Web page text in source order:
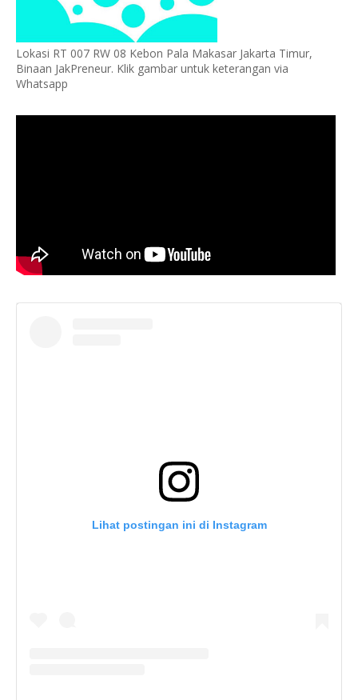
Lokasi RT 007 RW 08 Kebon Pala Makasar Jakarta Timur,
Binaan JakPreneur. Klik gambar untuk keterangan via
Whatsapp
Lihat postingan ini di Instagram